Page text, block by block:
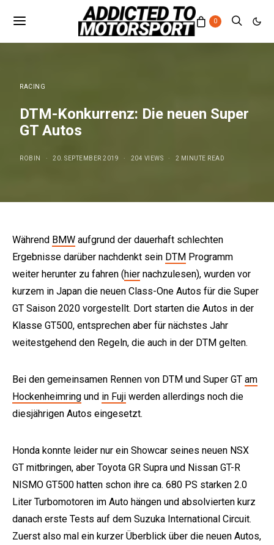
0
RACING
DTM-Konkurrenz: Die neuen Super
GT Autos
ROBIN 20. SEPTEMBER 2019 204 VIEWS 2 MINUTE READ
Während BMW aufgrund der dauerhaft schlechten
Ergebnisse darüber nachdenkt sein DTM Programm
weiter herunter zu fahren (hier nachzulesen), wurden vor
kurzem in Japan die neuen Class-One Autos für die Super
GT Saison 2020 vorgestellt. Dort starten die Autos in der
Klasse GT500, entsprechen aber für nächstes Jahr
weitestgehend den Regeln, die auch in der DTM gelten.
Bei den gemeinsamen Rennen von DTM und Super GT am
Hockenheimring und in Fuji werden allerdings noch die
diesjährigen Autos eingesetzt.
Honda konnte leider nur ein Showcar seines neuen NSX
GT mitbringen, aber Toyota GR Supra und Nissan GT-R
NISMO GT500 hatten schon ihre ca. 680 PS starken 2.0
Liter Turbomotoren im Auto hängen und absolvierten kurz
danach erste Tests auf dem Suzuka International Circuit.
Zuerst also mal ein kurzer Überblick über die neuen Autos,